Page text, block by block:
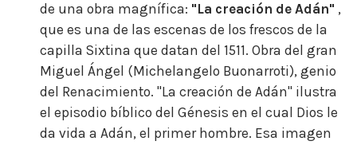
de una obra magnífica: "La creación de Adán" ,
que es una de las escenas de los frescos de la
capilla Sixtina que datan del 1511. Obra del gran
Miguel Ángel (Michelangelo Buonarroti), genio
del Renacimiento. "La creación de Adán" ilustra
el episodio bíblico del Génesis en el cual Dios le
da vida a Adán, el primer hombre. Esa imagen